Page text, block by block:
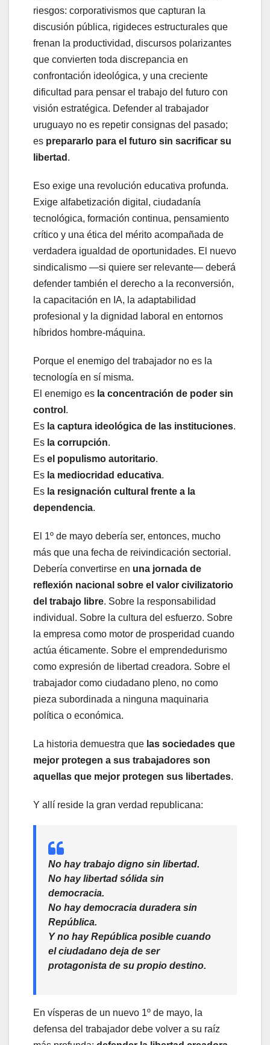
riesgos: corporativismos que capturan la
discusión pública, rigideces estructurales que
frenan la productividad, discursos polarizantes
que convierten toda discrepancia en
confrontación ideológica, y una creciente
dificultad para pensar el trabajo del futuro con
visión estratégica. Defender al trabajador
uruguayo no es repetir consignas del pasado;
es prepararlo para el futuro sin sacrificar su
libertad .
Eso exige una revolución educativa profunda.
Exige alfabetización digital, ciudadanía
tecnológica, formación continua, pensamiento
crítico y una ética del mérito acompañada de
verdadera igualdad de oportunidades. El nuevo
sindicalismo —si quiere ser relevante— deberá
defender también el derecho a la reconversión,
la capacitación en IA, la adaptabilidad
profesional y la dignidad laboral en entornos
híbridos hombre-máquina.
Porque el enemigo del trabajador no es la
tecnología en sí misma.
El enemigo es la concentración de poder sin
control .
Es la captura ideológica de las instituciones.
Es la corrupción.
Es el populismo autoritario.
Es la mediocridad educativa.
Es la resignación cultural frente a la
dependencia.
El 1º de mayo debería ser, entonces, mucho
más que una fecha de reivindicación sectorial.
Debería convertirse en una jornada de
reflexión nacional sobre el valor civilizatorio
del trabajo libre. Sobre la responsabilidad
individual. Sobre la cultura del esfuerzo. Sobre
la empresa como motor de prosperidad cuando
actúa éticamente. Sobre el emprendedurismo
como expresión de libertad creadora. Sobre el
trabajador como ciudadano pleno, no como
pieza subordinada a ninguna maquinaria
política o económica.
La historia demuestra que las sociedades que
mejor protegen a sus trabajadores son
aquellas que mejor protegen sus libertades.
Y allí reside la gran verdad republicana:
No hay trabajo digno sin libertad.
No hay libertad sólida sin
democracia.
No hay democracia duradera sin
República.
Y no hay República posible cuando
el ciudadano deja de ser
protagonista de su propio destino.
En vísperas de un nuevo 1º de mayo, la
defensa del trabajador debe volver a su raíz